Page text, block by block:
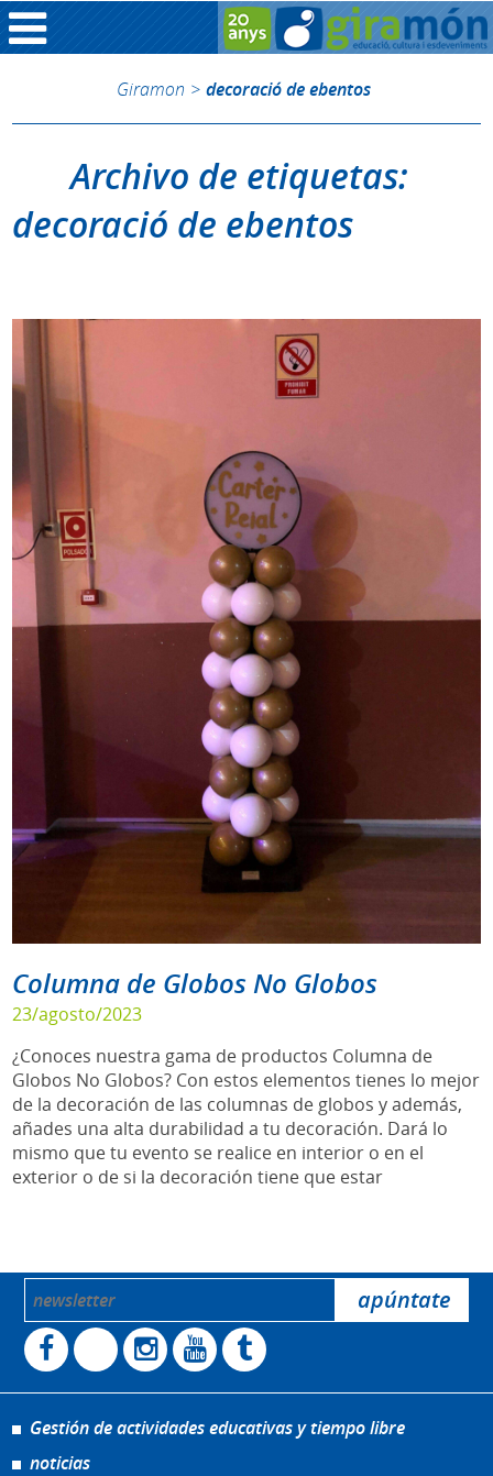
Giramon > decoració de ebentos
Archivo de etiquetas:
decoració de ebentos
Columna de Globos No Globos
23/agosto/2023
¿Conoces nuestra gama de productos Columna de
Globos No Globos? Con estos elementos tienes lo mejor
de la decoración de las columnas de globos y además,
añades una alta durabilidad a tu decoración. Dará lo
mismo que tu evento se realice en interior o en el
exterior o de si la decoración tiene que estar
Gestión de actividades educativas y tiempo libre
noticias